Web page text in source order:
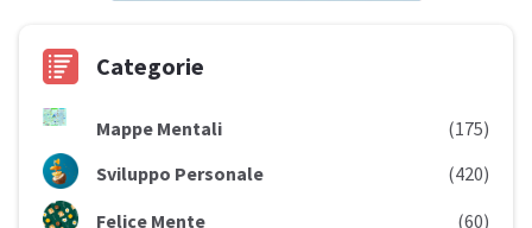
Categorie
Mappe Mentali
(175)
Sviluppo Personale
(420)
Felice Mente
(60)